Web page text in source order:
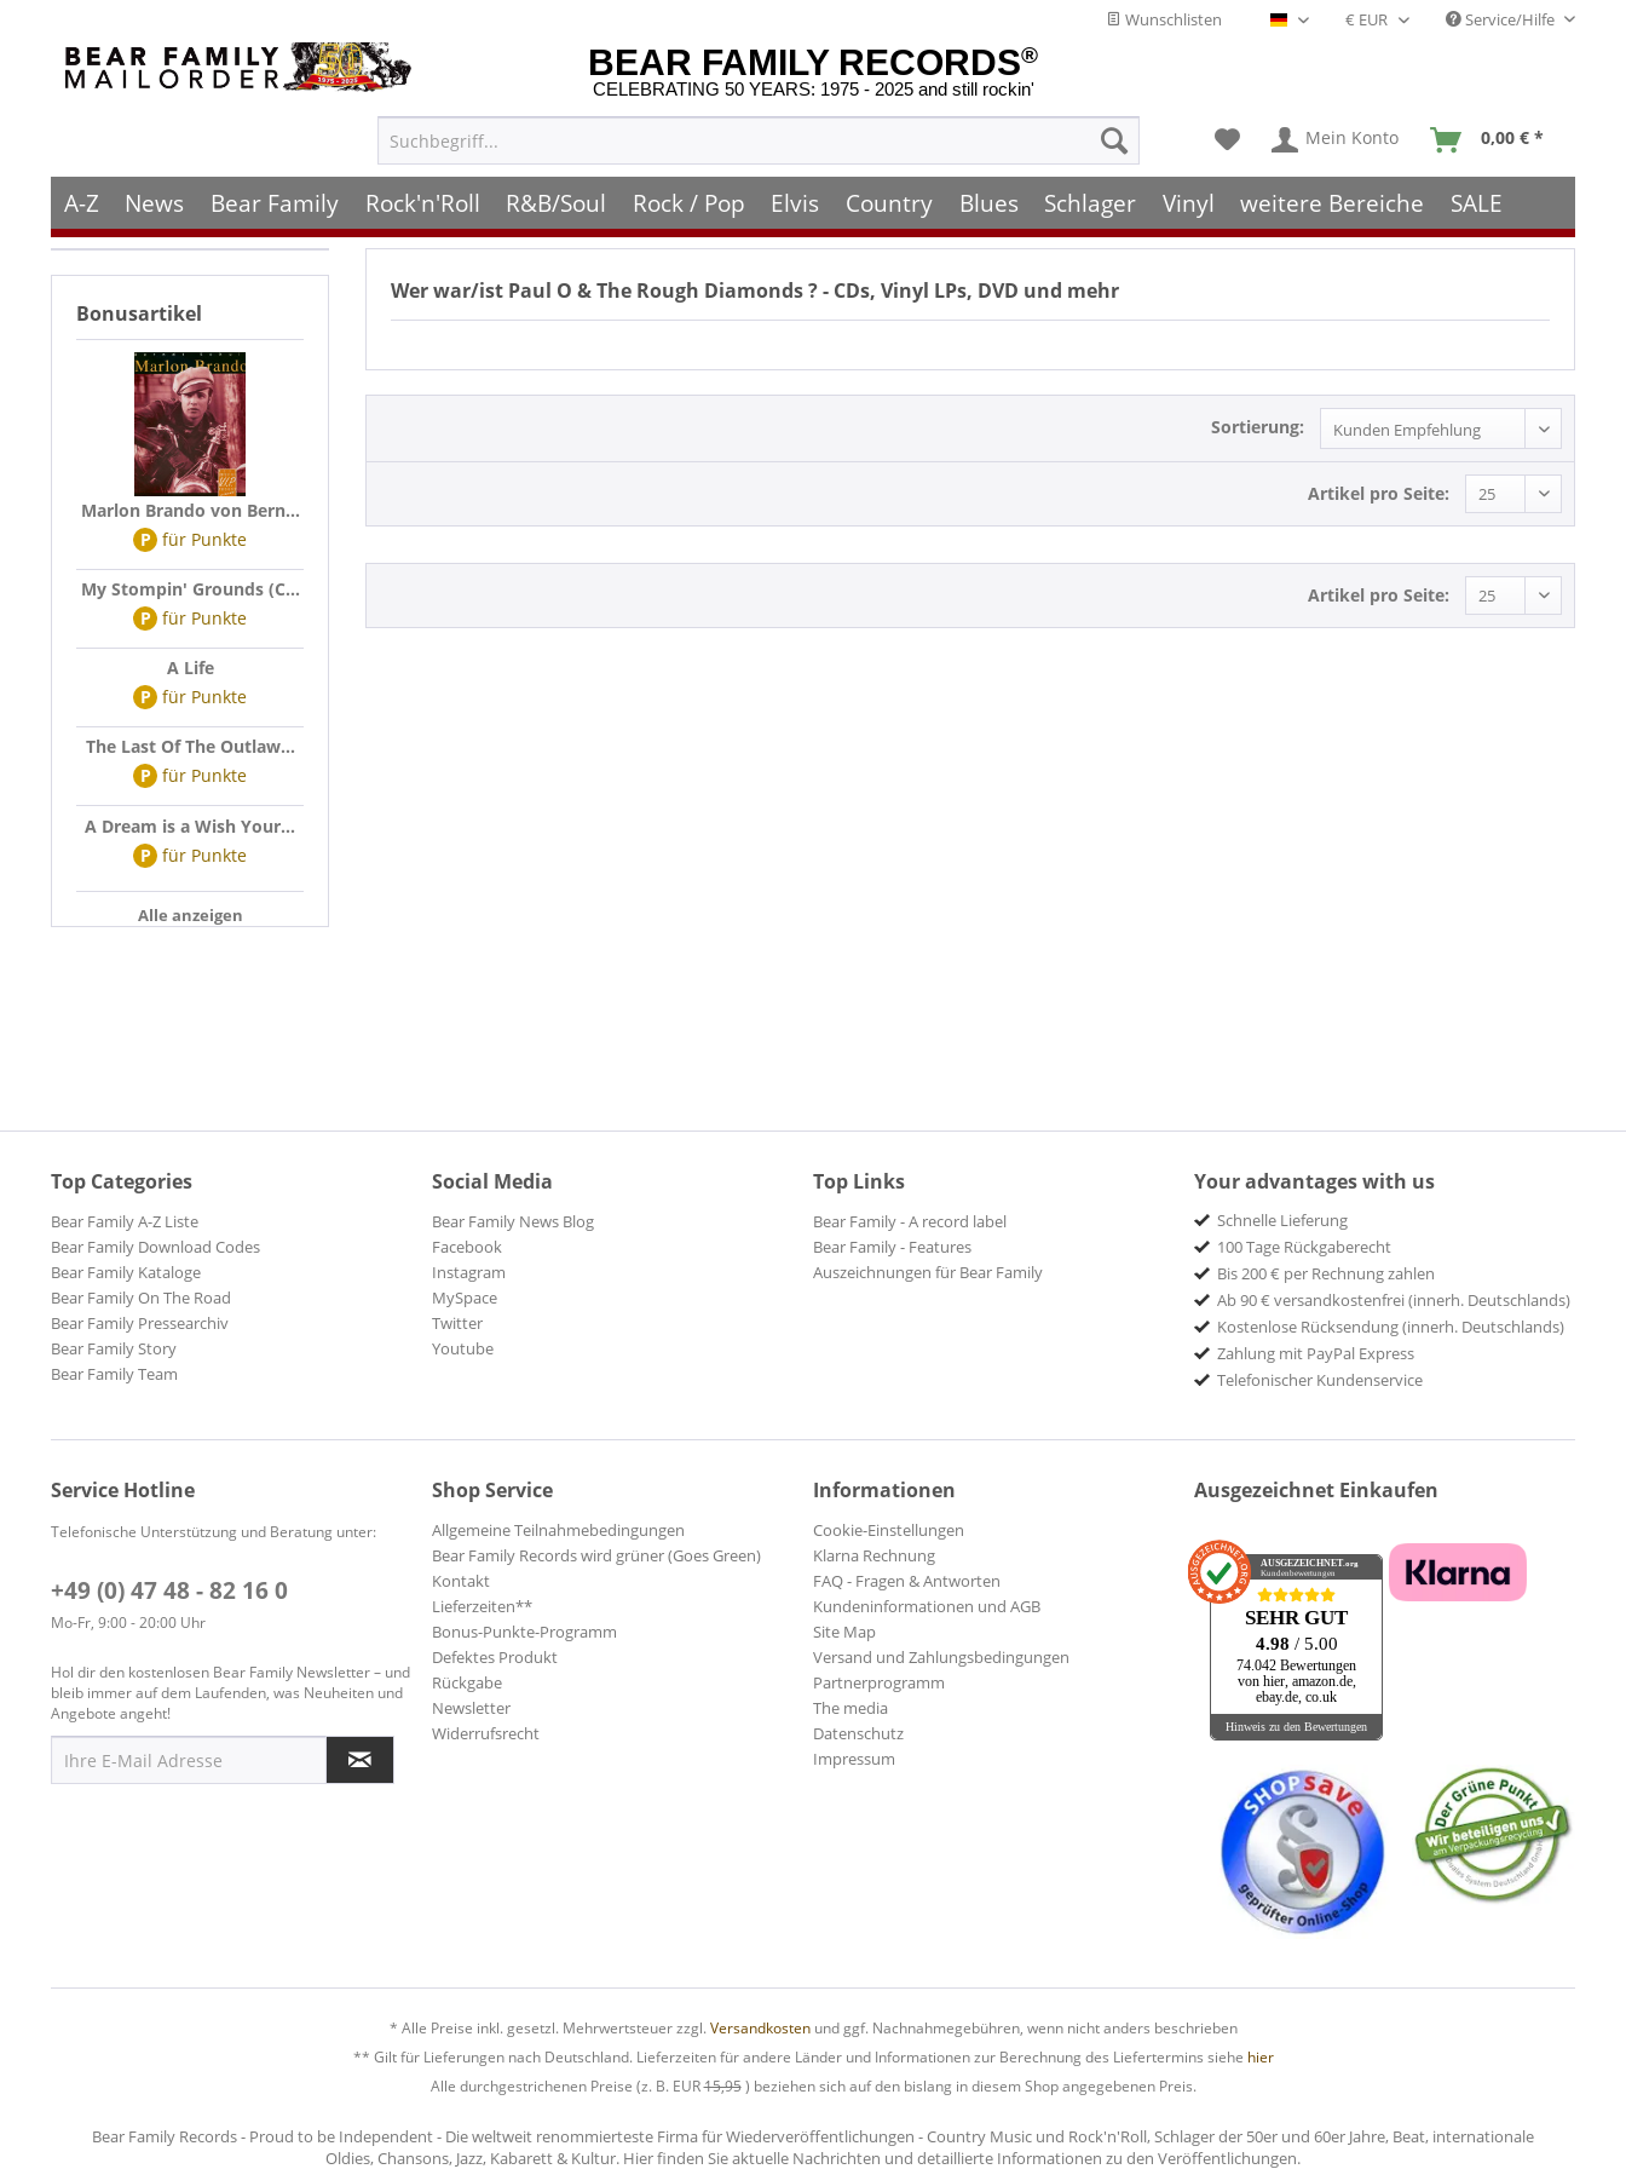
Wunschlisten Deutsch - DE Service/Hilfe
BEAR FAMILY RECORDS®
CELEBRATING 50 YEARS: 1975 - 2025 and still rockin'
Mein Konto 0,00 € *
A-Z News Bear Family Rock'n'Roll R&B/Soul Rock / Pop Elvis Country Blues Schlager Vinyl weitere Bereiche SALE
Bonusartikel
Marlon Brando von Bern...
P für Punkte
My Stompin' Grounds (C...
P für Punkte
A Life
P für Punkte
The Last Of The Outlaw...
P für Punkte
A Dream is a Wish Your...
P für Punkte
Alle anzeigen
Wer war/ist Paul O & The Rough Diamonds? - CDs, Vinyl LPs, DVD und mehr
Sortierung:
Artikel pro Seite:
Artikel pro Seite:
Top Categories
Bear Family A-Z Liste
Bear Family Download Codes
Bear Family Kataloge
Bear Family On The Road
Bear Family Pressearchiv
Bear Family Story
Bear Family Team
Social Media
Bear Family News Blog
Facebook
Instagram
MySpace
Twitter
Youtube
Top Links
Bear Family - A record label
Bear Family - Features
Auszeichnungen für Bear Family
Your advantages with us
Schnelle Lieferung
100 Tage Rückgaberecht
Bis 200 € per Rechnung zahlen
Ab 90 € versandkostenfrei (innerh. Deutschlands)
Kostenlose Rücksendung (innerh. Deutschlands)
Zahlung mit PayPal Express
Telefonischer Kundenservice
Service Hotline
Telefonische Unterstützung und Beratung unter:
+49 (0) 47 48 - 82 16 0
Mo-Fr, 9:00 - 20:00 Uhr
Hol dir den kostenlosen Bear Family Newsletter – und
bleib immer auf dem Laufenden, was Neuheiten und
Angebote angeht!
Shop Service
Allgemeine Teilnahmebedingungen
Bear Family Records wird grüner (Goes Green)
Kontakt
Lieferzeiten**
Bonus-Punkte-Programm
Defektes Produkt
Rückgabe
Newsletter
Widerrufsrecht
Informationen
Cookie-Einstellungen
Klarna Rechnung
FAQ - Fragen & Antworten
Kundeninformationen und AGB
Site Map
Versand und Zahlungsbedingungen
Partnerprogramm
The media
Datenschutz
Impressum
Ausgezeichnet Einkaufen
AUSGEZEICHNET.org
Kundenbewertungen
SEHR GUT
4.98 / 5.00
74.042 Bewertungen
von hier, amazon.de,
ebay.de, co.uk
Hinweis zu den Bewertungen
* Alle Preise inkl. gesetzl. Mehrwertsteuer zzgl. Versandkostenund ggf. Nachnahmegebühren, wenn nicht anders beschrieben
** Gilt für Lieferungen nach Deutschland. Lieferzeiten für andere Länder und Informationen zur Berechnung des Liefertermins siehe hier
Alle durchgestrichenen Preise (z. B. EUR15,95) beziehen sich auf den bislang in diesem Shop angegebenen Preis.
Bear Family Records - Proud to be Independent - Die weltweit renommierteste Firma für Wiederveröffentlichungen - Country Music und Rock'n'Roll, Schlager der 50er und 60er Jahre, Beat, internationale
Oldies, Chansons, Jazz, Kabarett & Kultur. Hier finden Sie aktuelle Nachrichten und detaillierte Informationen zu den Veröffentlichungen.